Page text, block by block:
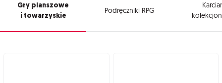
Gry planszowe
i towarzyskie
Podręczniki RPG